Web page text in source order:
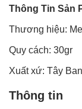
Thông Tin Sản
Thương hiệu:
Quy cách: 30gr
Xuất xứ: Tây
Thông tin